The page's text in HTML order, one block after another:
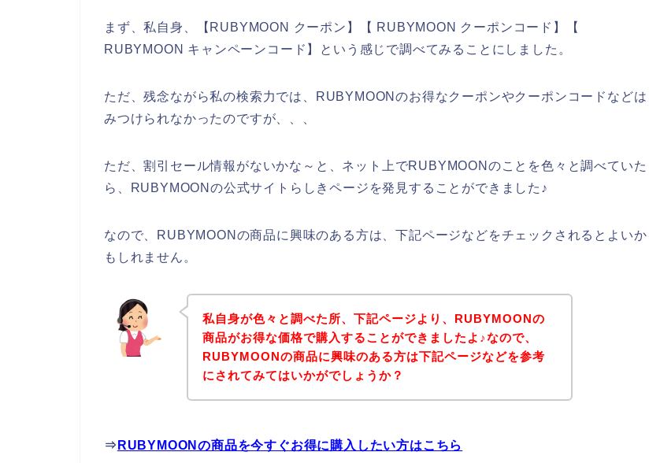
まず、私自身、【RUBYMOON クーポン】【 RUBYMOON クーポンコード】【
RUBYMOON キャンペーンコード】という感じで調べてみることにしました。
ただ、残念ながら私の検索力では、RUBYMOONのお得なクーポンやクーポンコードなどは
みつけられなかったのですが、、、
ただ、割引セール情報がないかな～と、ネット上でRUBYMOONのことを色々と調べていた
ら、RUBYMOONの公式サイトらしきページを発見することができました♪
なので、RUBYMOONの商品に興味のある方は、下記ページなどをチェックされるとよいか
もしれません。
私自身が色々と調べた所、下記ページより、RUBYMOONの
商品がお得な価格で購入することができましたよ♪なので、
RUBYMOONの商品に興味のある方は下記ページなどを参考
にされてみてはいかがでしょうか？
⇒ RUBYMOONの商品を今すぐお得に購入したい方はこちら